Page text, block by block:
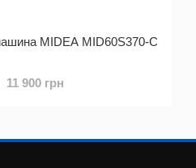
MIDEA MID60S370-C
11 900 грн